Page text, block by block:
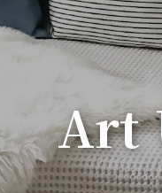
Art